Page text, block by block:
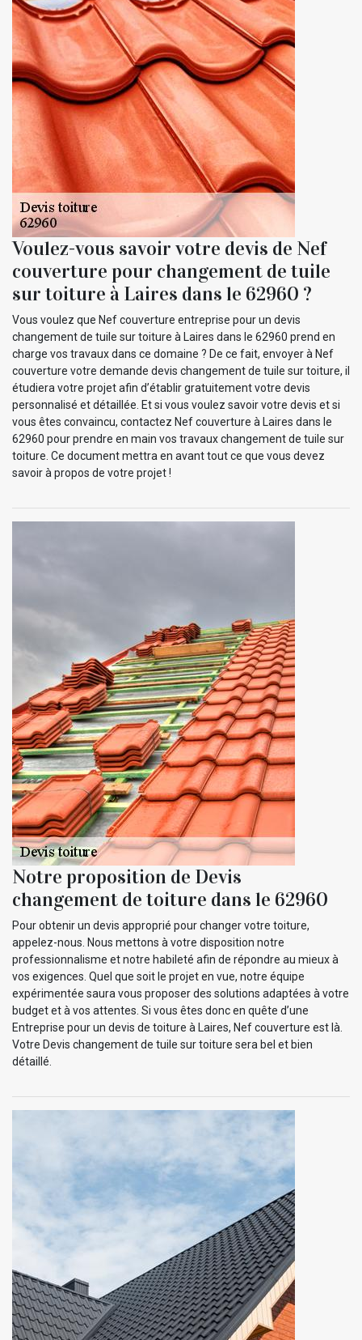
Voulez-vous savoir votre devis de Nef
couverture pour changement de tuile
sur toiture à Laires dans le 62960 ?
Vous voulez que Nef couverture entreprise pour un devis
changement de tuile sur toiture à Laires dans le 62960 prend en
charge vos travaux dans ce domaine ? De ce fait, envoyer à Nef
couverture votre demande devis changement de tuile sur toiture, il
étudiera votre projet afin d’établir gratuitement votre devis
personnalisé et détaillée. Et si vous voulez savoir votre devis et si
vous êtes convaincu, contactez Nef couverture à Laires dans le
62960 pour prendre en main vos travaux changement de tuile sur
toiture. Ce document mettra en avant tout ce que vous devez
savoir à propos de votre projet !
Notre proposition de Devis
changement de toiture dans le 62960
Pour obtenir un devis approprié pour changer votre toiture,
appelez-nous. Nous mettons à votre disposition notre
professionnalisme et notre habileté afin de répondre au mieux à
vos exigences. Quel que soit le projet en vue, notre équipe
expérimentée saura vous proposer des solutions adaptées à votre
budget et à vos attentes. Si vous êtes donc en quête d’une
Entreprise pour un devis de toiture à Laires, Nef couverture est là.
Votre Devis changement de tuile sur toiture sera bel et bien
détaillé.